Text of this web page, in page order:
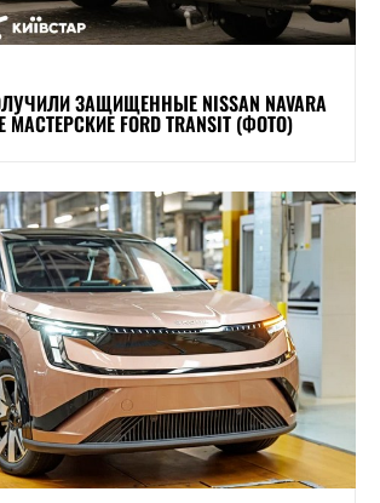
ЗАЩИЩЕННЫЕ NISSAN NAVARA
FORD TRANSIT (ФОТО)